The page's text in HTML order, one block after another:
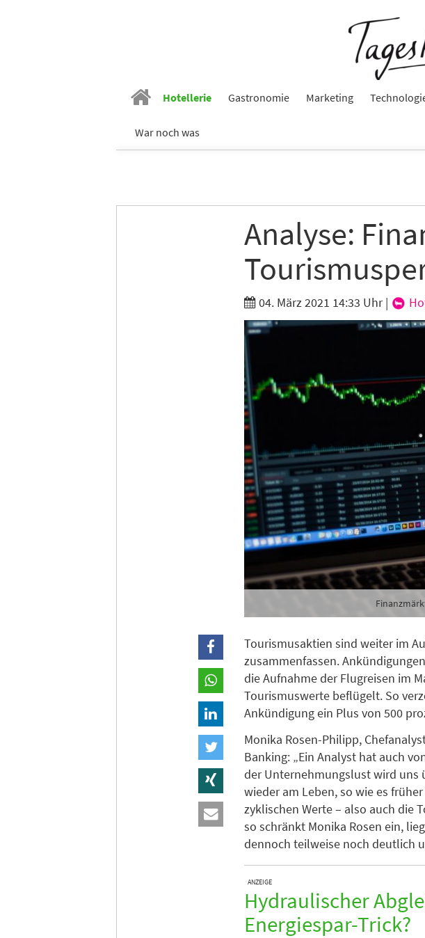
Hotellerie Gastronomie Marketing
War noch was
Analyse:
04. März 2021 14:33 Uhr|
Tourismusaktien sind weiter im
zusammenfassen.
die Aufnahme der Flugreisen im
Tourismuswerte beflügelt. So
Ankündigung ein Plus von 500
Monika Rosen-Philipp,
Banking: „Ein Analyst hat auch
der Unternehmungslust wird uns
wieder am Leben, so wie es
zyklischen Werte – also auch die
so schränkt Monika Rosen ein,
dennoch teilweise noch deutlich
ANZEIGE
Hydraulischer
Energiespar-Trick?
Keine
Jetzt zum
E-Mail*
Branche
Tageskarte-Newsletter
Ich habe die
Danke,